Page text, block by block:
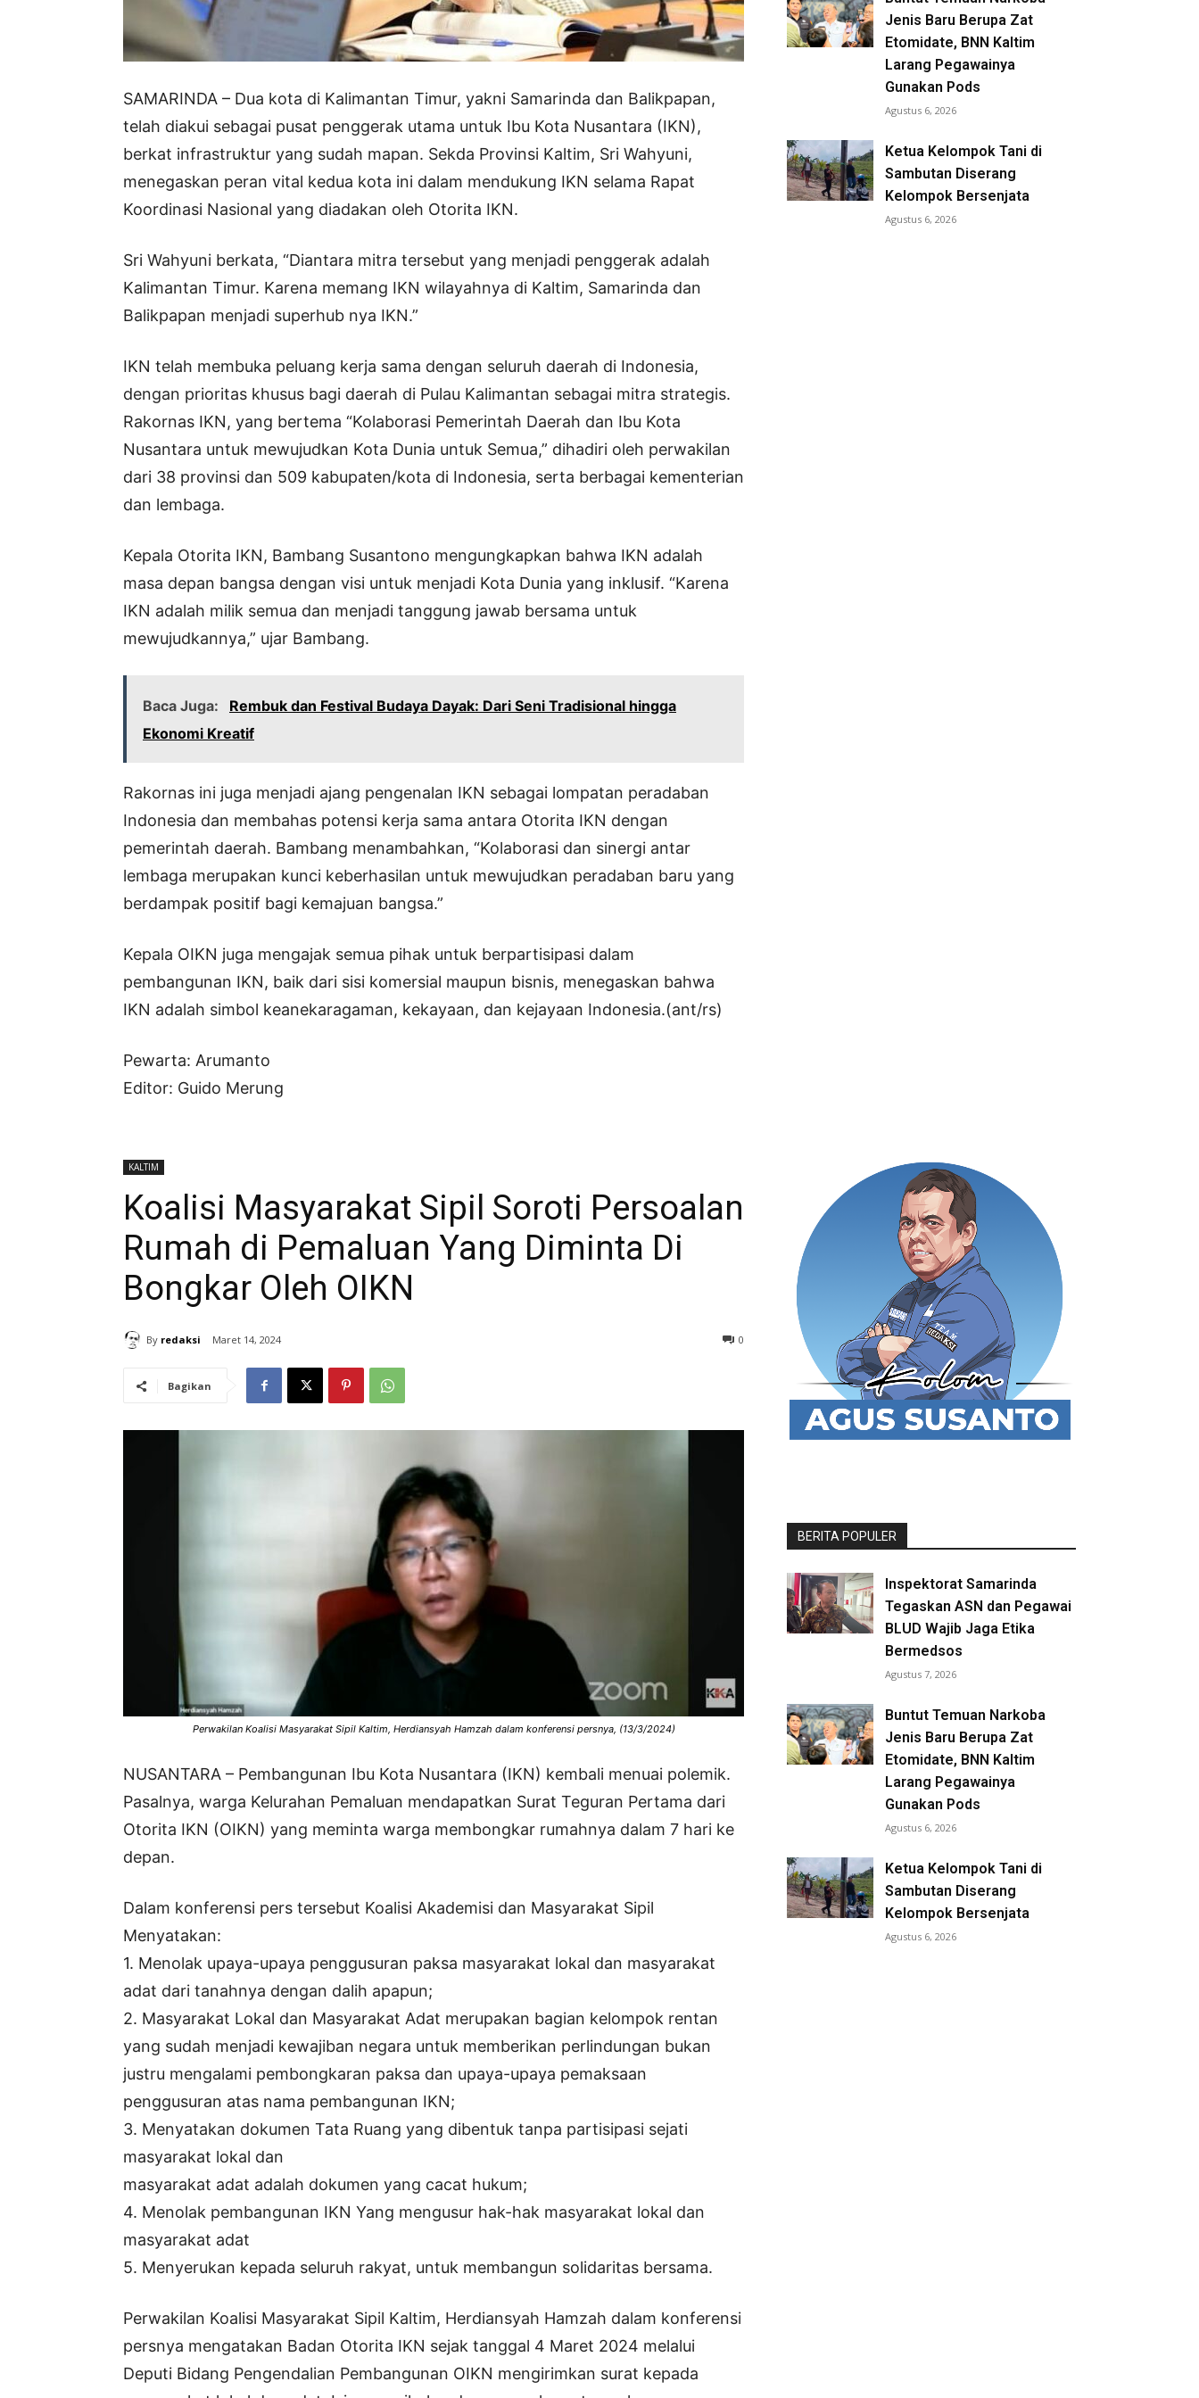
SAMARINDA – Dua kota di Kalimantan Timur, yakni Samarinda dan Balikpapan,
telah diakui sebagai pusat penggerak utama untuk Ibu Kota Nusantara (IKN),
berkat infrastruktur yang sudah mapan. Sekda Provinsi Kaltim, Sri Wahyuni,
menegaskan peran vital kedua kota ini dalam mendukung IKN selama Rapat
Koordinasi Nasional yang diadakan oleh Otorita IKN.
Sri Wahyuni berkata, “Diantara mitra tersebut yang menjadi penggerak adalah
Kalimantan Timur. Karena memang IKN wilayahnya di Kaltim, Samarinda dan
Balikpapan menjadi superhub nya IKN.”
IKN telah membuka peluang kerja sama dengan seluruh daerah di Indonesia,
dengan prioritas khusus bagi daerah di Pulau Kalimantan sebagai mitra strategis.
Rakornas IKN, yang bertema “Kolaborasi Pemerintah Daerah dan Ibu Kota
Nusantara untuk mewujudkan Kota Dunia untuk Semua,” dihadiri oleh perwakilan
dari 38 provinsi dan 509 kabupaten/kota di Indonesia, serta berbagai kementerian
dan lembaga.
Kepala Otorita IKN, Bambang Susantono mengungkapkan bahwa IKN adalah
masa depan bangsa dengan visi untuk menjadi Kota Dunia yang inklusif. “Karena
IKN adalah milik semua dan menjadi tanggung jawab bersama untuk
mewujudkannya,” ujar Bambang.
Baca Juga:
Rembuk dan Festival Budaya Dayak: Dari Seni Tradisional hingga
Ekonomi Kreatif
Rakornas ini juga menjadi ajang pengenalan IKN sebagai lompatan peradaban
Indonesia dan membahas potensi kerja sama antara Otorita IKN dengan
pemerintah daerah. Bambang menambahkan, “Kolaborasi dan sinergi antar
lembaga merupakan kunci keberhasilan untuk mewujudkan peradaban baru yang
berdampak positif bagi kemajuan bangsa.”
Kepala OIKN juga mengajak semua pihak untuk berpartisipasi dalam
pembangunan IKN, baik dari sisi komersial maupun bisnis, menegaskan bahwa
IKN adalah simbol keanekaragaman, kekayaan, dan kejayaan Indonesia.(ant/rs)
Pewarta: Arumanto
Editor: Guido Merung
Jenis Baru Berupa Zat
Etomidate, BNN Kaltim
Larang Pegawainya
Gunakan Pods
Agustus 6, 2026
Ketua Kelompok Tani di
Sambutan Diserang
Kelompok Bersenjata
Agustus 6, 2026